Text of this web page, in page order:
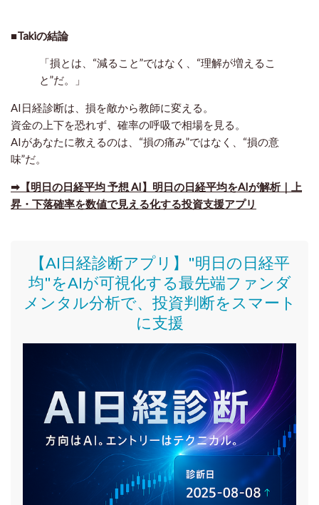
■Takiの結論
「損とは、“減ること”ではなく、“理解が増えるこ
と”だ。」
AI日経診断は、損を敵から教師に変える。
資金の上下を恐れず、 確率の呼吸で相場を見る。
AIがあなたに教えるのは、“損の痛み”ではなく、“損の意
味”だ。
➡【明日の日経平均 予想 AI】明日の日経平均をAIが解析｜上
昇・下落確率を数値で見える化する投資支援アプリ
【AI日経診断アプリ】"明日の日経平
均"をAIが可視化する最先端ファンダ
メンタル分析で、投資判断をスマート
に支援